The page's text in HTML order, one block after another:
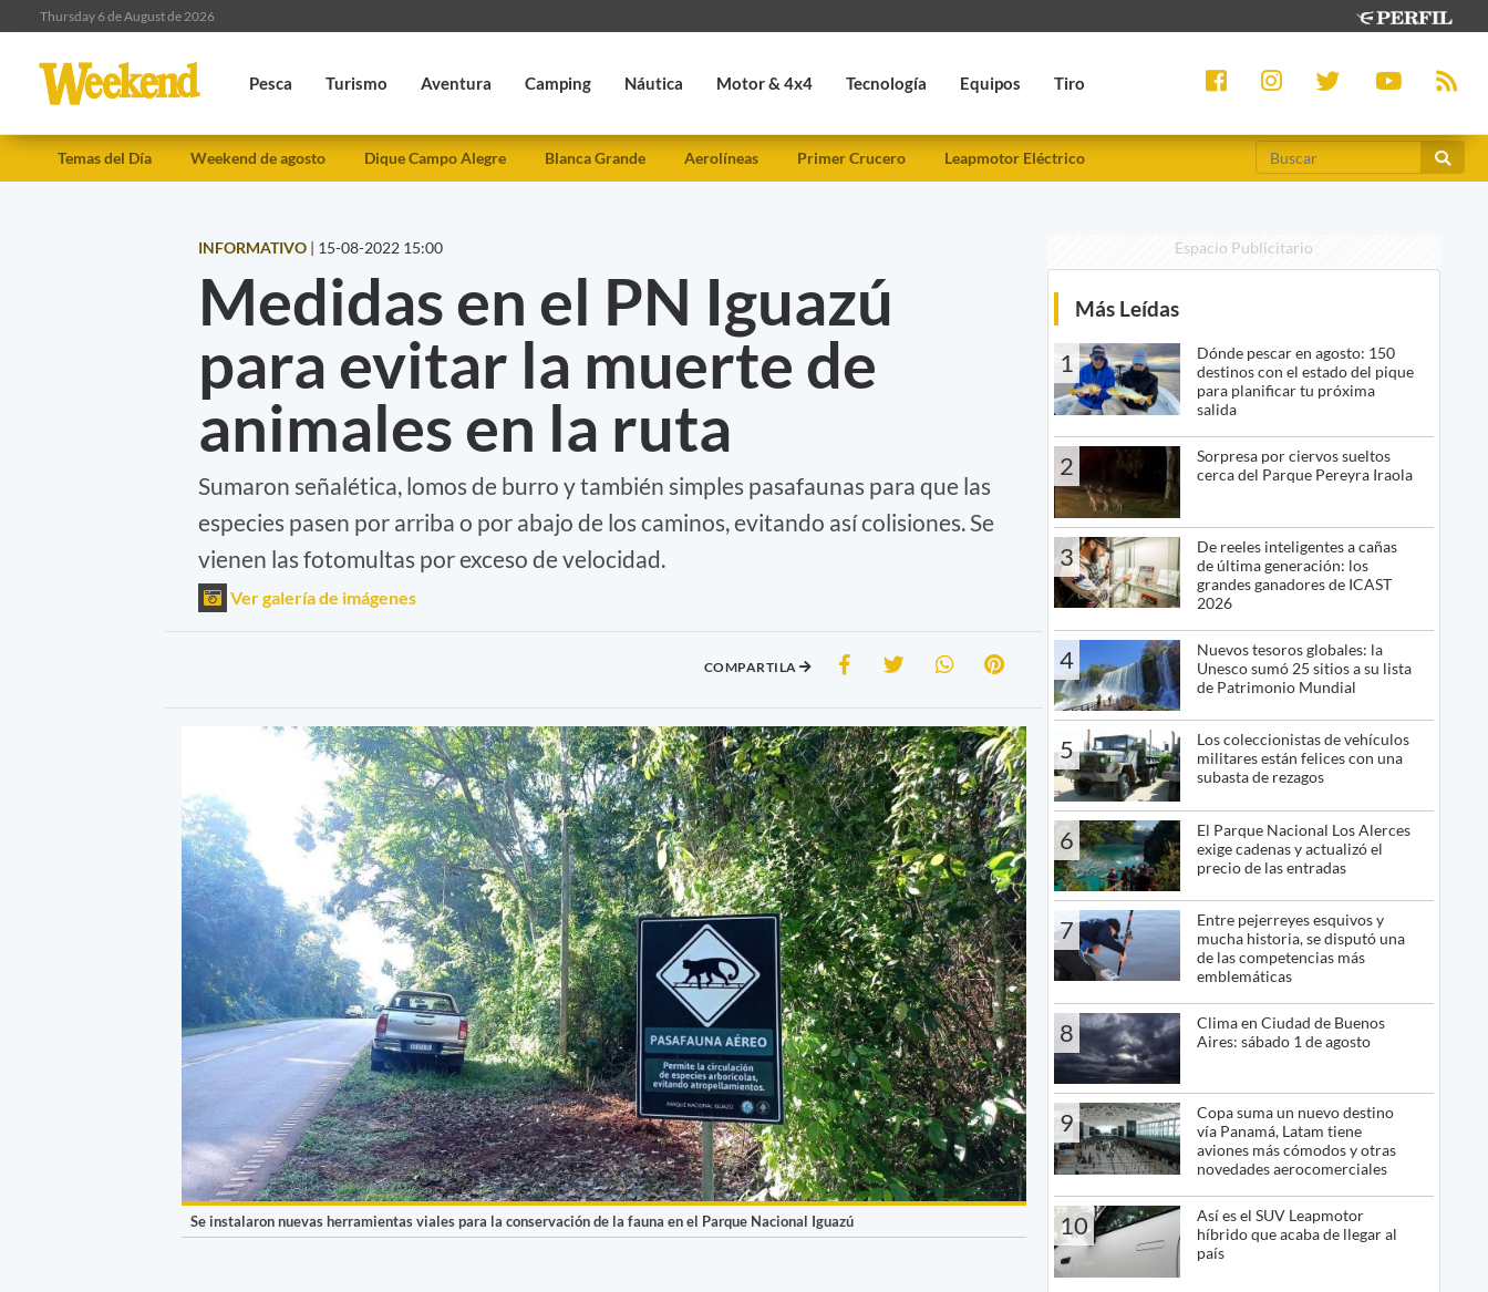
Thursday 6 de August de 2026
Pesca Turismo Aventura Camping Náutica Motor & 4x4 Tecnología Equipos Tiro
Temas del Día Weekend de agosto Dique Campo Alegre Blanca Grande Aerolíneas Primer Crucero Leapmotor Eléctrico
INFORMATIVO | 15-08-2022 15:00
Medidas en el PN Iguazú
para evitar la muerte de
animales en la ruta
Sumaron señalética, lomos de burro y también simples pasafaunas para que las
especies pasen por arriba o por abajo de los caminos, evitando así colisiones. Se
vienen las fotomultas por exceso de velocidad.
Ver galería de imágenes
COMPARTILA
Se instalaron nuevas herramientas viales para la conservación de la fauna en el Parque Nacional Iguazú
Espacio Publicitario
Más Leídas
1
Dónde pescar en agosto: 150
destinos con el estado del pique
para planificar tu próxima
salida
2
Sorpresa por ciervos sueltos
cerca del Parque Pereyra Iraola
3
De reeles inteligentes a cañas
de última generación: los
grandes ganadores de ICAST
2026
4
Nuevos tesoros globales: la
Unesco sumó 25 sitios a su lista
de Patrimonio Mundial
5
Los coleccionistas de vehículos
militares están felices con una
subasta de rezagos
6
El Parque Nacional Los Alerces
exige cadenas y actualizó el
precio de las entradas
7
Entre pejerreyes esquivos y
mucha historia, se disputó una
de las competencias más
emblemáticas
8
Clima en Ciudad de Buenos
Aires: sábado 1 de agosto
9
Copa suma un nuevo destino
vía Panamá, Latam tiene
aviones más cómodos y otras
novedades aerocomerciales
10
Así es el SUV Leapmotor
híbrido que acaba de llegar al
país